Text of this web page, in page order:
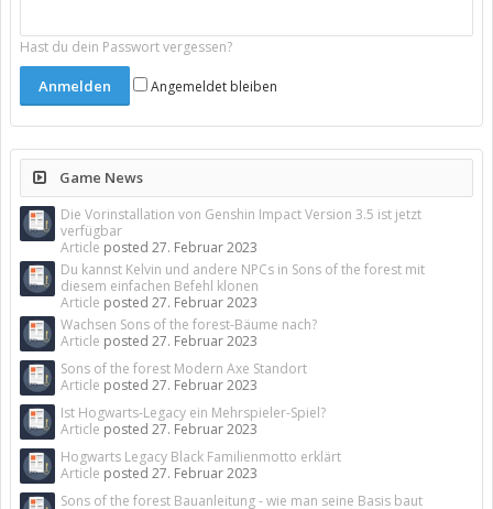
Hast du dein Passwort vergessen?
Angemeldet bleiben
Game News
Die Vorinstallation von Genshin Impact Version 3.5 ist jetzt
verfügbar
Article posted 27. Februar 2023
Du kannst Kelvin und andere NPCs in Sons of the forest mit
diesem einfachen Befehl klonen
Article posted 27. Februar 2023
Wachsen Sons of the forest-Bäume nach?
Article posted 27. Februar 2023
Sons of the forest Modern Axe Standort
Article posted 27. Februar 2023
Ist Hogwarts-Legacy ein Mehrspieler-Spiel?
Article posted 27. Februar 2023
Hogwarts Legacy Black Familienmotto erklärt
Article posted 27. Februar 2023
Sons of the forest Bauanleitung - wie man seine Basis baut